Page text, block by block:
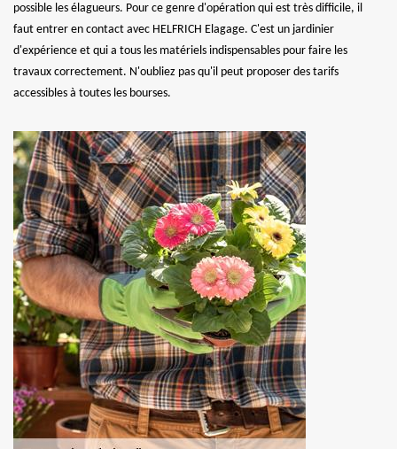
possible les élagueurs. Pour ce genre d'opération qui est très difficile, il
faut entrer en contact avec HELFRICH Elagage. C'est un jardinier
d'expérience et qui a tous les matériels indispensables pour faire les
travaux correctement. N'oubliez pas qu'il peut proposer des tarifs
accessibles à toutes les bourses.